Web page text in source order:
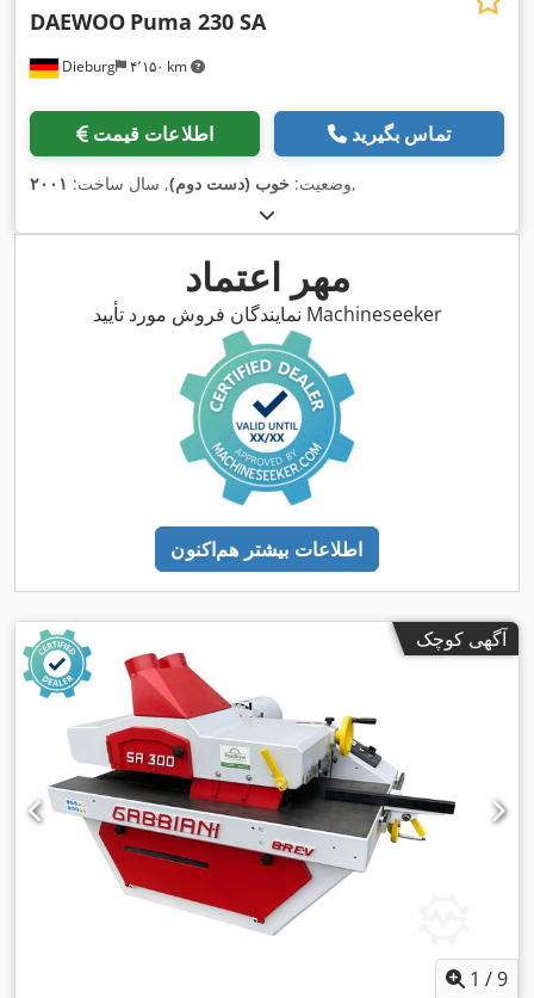
Dieburg ۴٬۱۵۰ km
DAEWOO Puma 230 SA
اطلاعات قیمت تماس بگیرید
وضعیت: خوب (دست دوم), سال ساخت: ۲۰۰۱ ,
مهر اعتماد
نمایندگان فروش مورد تأیید Machineseeker
اطلاعات بیشتر هم‌اکنون
آگهی کوچک
1 /9